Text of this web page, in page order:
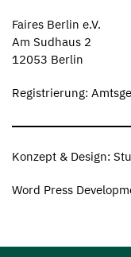
Faires Berlin e.V.
Am Sudhaus 2
12053 Berlin
Registrierung:
Konzept & Design:
Word Press